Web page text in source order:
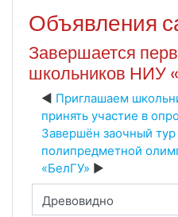
Объявления
Завершается
школьников НИУ
Приглашаем
принять участие в
Завершён заочный
полипредметной
«БелГУ»
Режим отображения